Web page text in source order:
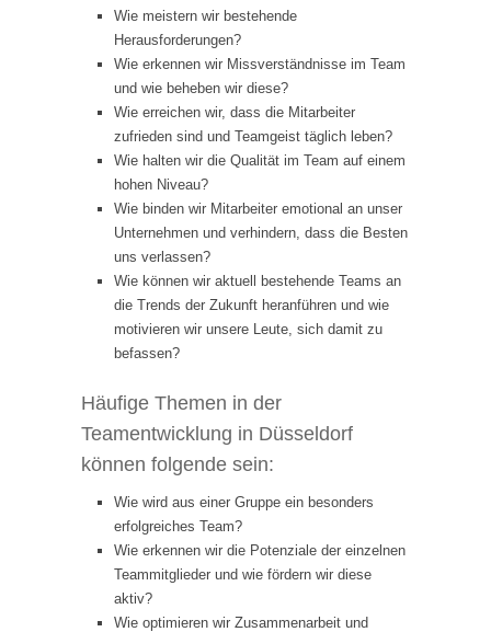
Wie meistern wir bestehende
Herausforderungen?
Wie erkennen wir Missverständnisse im Team
und wie beheben wir diese?
Wie erreichen wir, dass die Mitarbeiter
zufrieden sind und Teamgeist täglich leben?
Wie halten wir die Qualität im Team auf einem
hohen Niveau?
Wie binden wir Mitarbeiter emotional an unser
Unternehmen und verhindern, dass die Besten
uns verlassen?
Wie können wir aktuell bestehende Teams an
die Trends der Zukunft heranführen und wie
motivieren wir unsere Leute, sich damit zu
befassen?
Häufige Themen in der
Teamentwicklung in Düsseldorf
können folgende sein:
Wie wird aus einer Gruppe ein besonders
erfolgreiches Team?
Wie erkennen wir die Potenziale der einzelnen
Teammitglieder und wie fördern wir diese
aktiv?
Wie optimieren wir Zusammenarbeit und